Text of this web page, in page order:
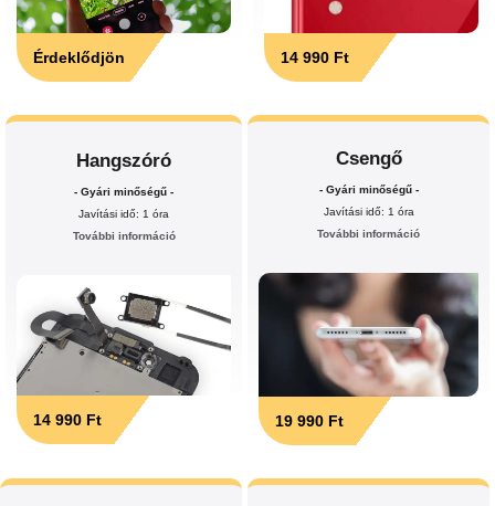
Érdeklődjön 14 990 Ft
Hangszóró
- Gyári minőségű -
Javítási idő: 1 óra
További információ
14 990 Ft
Csengő
- Gyári minőségű -
Javítási idő: 1 óra
További információ
19 990 Ft